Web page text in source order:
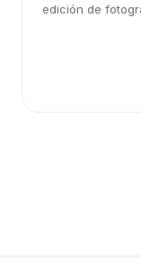
edición de